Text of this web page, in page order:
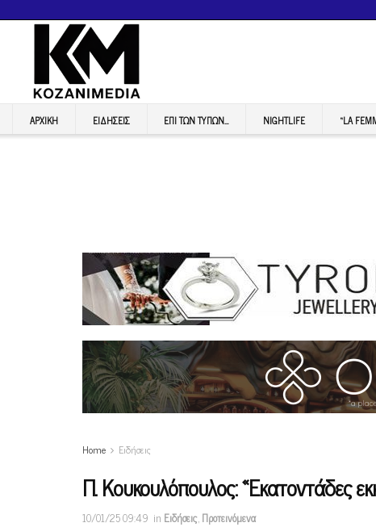
ΑΡΧΙΚΉ ΕΙΔΉΣΕΙΣ ΕΠI ΤΩΝ ΤΥΠΩΝ… NIGHTLIFE “LA
Home Ειδήσεις
Π. Κουκουλόπουλος: «Εκατοντάδες
10/01/25 09:49 in Ειδήσεις,Προτεινόμενα